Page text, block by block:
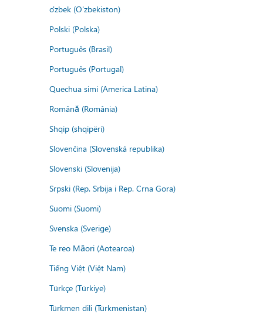
o'zbek (O'zbekiston)
Polski (Polska)
Português (Brasil)
Português (Portugal)
Quechua simi (America Latina)
Română (România)
Shqip (shqipëri)
Slovenčina (Slovenská republika)
Slovenski (Slovenija)
Srpski (Rep. Srbija i Rep. Crna Gora)
Suomi (Suomi)
Svenska (Sverige)
Te reo Māori (Aotearoa)
Tiếng Việt (Việt Nam)
Türkçe (Türkiye)
Türkmen dili (Türkmenistan)